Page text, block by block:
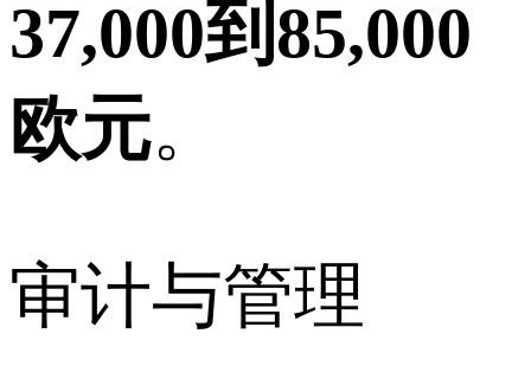
37,000到85,000
欧元。
审计与管理